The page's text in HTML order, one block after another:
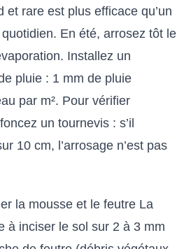
et rare est plus efficace qu’un
En été, arrosez tôt le
Installez un
pluie : 1 mm de pluie
par m². Pour vérifier
un tournevis : s’il
10 cm, l’arrosage n’est pas
la mousse et le feutre La
à inciser le sol sur 2 à 3 mm